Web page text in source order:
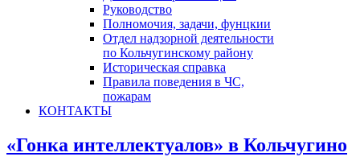
Руководство
Полномочия, задачи, фунцкии
Отдел надзорной деятельности
по Кольчугинскому району
Историческая справка
Правила поведения в ЧС,
пожарам
КОНТАКТЫ
«Гонка интеллектуалов» в Кольчугино